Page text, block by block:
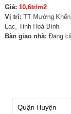
Giá: 10,6tr/m2
Vị trí: TT Mường
Lạc, Tỉnh Hoà Bình
Bàn giao nhà: Đang